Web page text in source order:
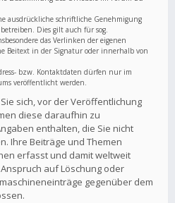
ausdrückliche schriftliche Genehmigung
Dies gilt auch für sog.
das Verlinken der eigenen
Beitext in der Signatur oder innerhalb von
bzw. Kontaktdaten dürfen nur im
veröffentlicht werden.
sich, vor der Veröffentlichung
diese daraufhin zu
enthalten, die Sie nicht
Ihre Beiträge und Themen
erfasst und damit weltweit
auf Löschung oder
gegenüber dem